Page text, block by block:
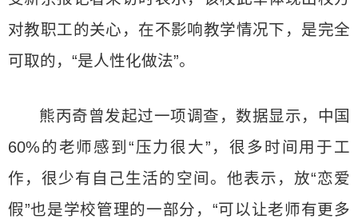
对教职工的关心，在不影响教学情况下，是完全
可取的，“是人性化做法”。
熊丙奇曾发起过一项调查，数据显示，中国
60%的老师感到“压力很大”，很多时间用于工
作，很少有自己生活的空间。他表示，放“恋爱
假”也是学校管理的一部分，“可以让老师有更多